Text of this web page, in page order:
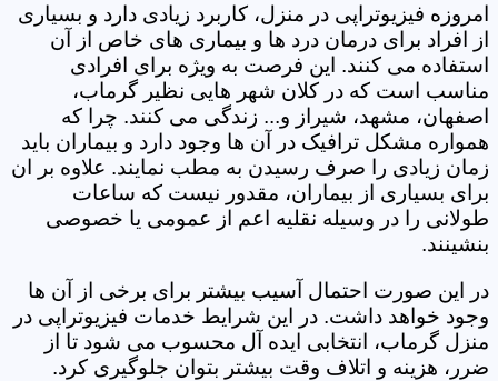
امروزه فیزیوتراپی در منزل، کاربرد زیادی دارد و بسیاری
از افراد برای درمان درد ها و بیماری های خاص از آن
استفاده می کنند. این فرصت به ویژه برای افرادی
مناسب است که در کلان شهر هایی نظیر گرماب،
اصفهان، مشهد، شیراز و... زندگی می کنند. چرا که
همواره مشکل ترافیک در آن ها وجود دارد و بیماران باید
زمان زیادی را صرف رسیدن به مطب نمایند. علاوه بر ان
برای بسیاری از بیماران، مقدور نیست که ساعات
طولانی را در وسیله نقلیه اعم از عمومی یا خصوصی
بنشینند.
در این صورت احتمال آسیب بیشتر برای برخی از آن ها
وجود خواهد داشت. در این شرایط خدمات فیزیوتراپی در
منزل گرماب، انتخابی ایده آل محسوب می شود تا از
ضرر، هزینه و اتلاف وقت بیشتر بتوان جلوگیری کرد.